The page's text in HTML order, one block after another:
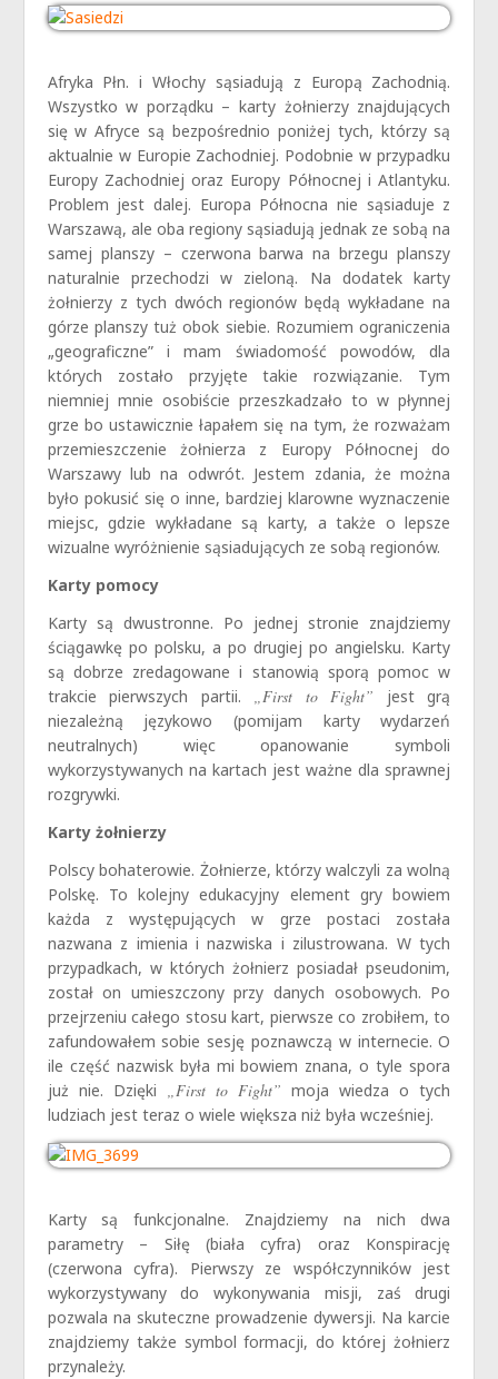
Afryka Płn. i Włochy sąsiadują z Europą Zachodnią.
Wszystko w porządku – karty żołnierzy znajdujących
się w Afryce są bezpośrednio poniżej tych, którzy są
aktualnie w Europie Zachodniej. Podobnie w przypadku
Europy Zachodniej oraz Europy Północnej i Atlantyku.
Problem jest dalej. Europa Północna nie sąsiaduje z
Warszawą, ale oba regiony sąsiadują jednak ze sobą na
samej planszy – czerwona barwa na brzegu planszy
naturalnie przechodzi w zieloną. Na dodatek karty
żołnierzy z tych dwóch regionów będą wykładane na
górze planszy tuż obok siebie. Rozumiem ograniczenia
„geograficzne” i mam świadomość powodów, dla
których zostało przyjęte takie rozwiązanie. Tym
niemniej mnie osobiście przeszkadzało to w płynnej
grze bo ustawicznie łapałem się na tym, że rozważam
przemieszczenie żołnierza z Europy Północnej do
Warszawy lub na odwrót. Jestem zdania, że można
było pokusić się o inne, bardziej klarowne wyznaczenie
miejsc, gdzie wykładane są karty, a także o lepsze
wizualne wyróżnienie sąsiadujących ze sobą regionów.
Karty pomocy
Karty są dwustronne. Po jednej stronie znajdziemy
ściągawkę po polsku, a po drugiej po angielsku. Karty
są dobrze zredagowane i stanowią sporą pomoc w
trakcie pierwszych partii. „First to Fight” jest grą
niezależną językowo (pomijam karty wydarzeń
neutralnych) więc opanowanie symboli
wykorzystywanych na kartach jest ważne dla sprawnej
rozgrywki.
Karty żołnierzy
Polscy bohaterowie. Żołnierze, którzy walczyli za wolną
Polskę. To kolejny edukacyjny element gry bowiem
każda z występujących w grze postaci została
nazwana z imienia i nazwiska i zilustrowana. W tych
przypadkach, w których żołnierz posiadał pseudonim,
został on umieszczony przy danych osobowych. Po
przejrzeniu całego stosu kart, pierwsze co zrobiłem, to
zafundowałem sobie sesję poznawczą w internecie. O
ile część nazwisk była mi bowiem znana, o tyle spora
już nie. Dzięki „First to Fight” moja wiedza o tych
ludziach jest teraz o wiele większa niż była wcześniej.
Karty są funkcjonalne. Znajdziemy na nich dwa
parametry – Siłę (biała cyfra) oraz Konspirację
(czerwona cyfra). Pierwszy ze współczynników jest
wykorzystywany do wykonywania misji, zaś drugi
pozwala na skuteczne prowadzenie dywersji. Na karcie
znajdziemy także symbol formacji, do której żołnierz
przynależy.